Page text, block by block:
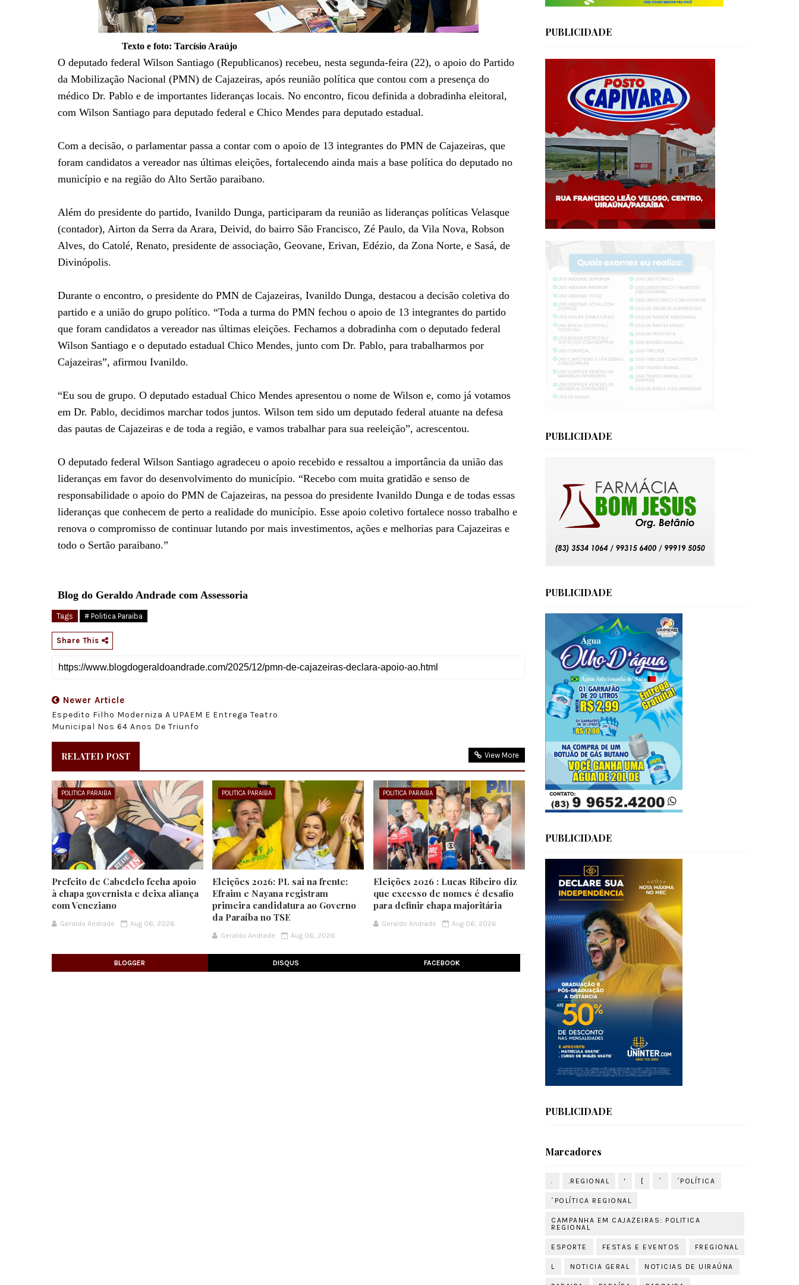
Texto e foto: Tarcísio Araújo
O deputado federal Wilson Santiago (Republicanos) recebeu, nesta segunda-feira (22), o apoio do Partido
da Mobilização Nacional (PMN) de Cajazeiras, após reunião política que contou com a presença do
médico Dr. Pablo e de importantes lideranças locais. No encontro, ficou definida a dobradinha eleitoral,
com Wilson Santiago para deputado federal e Chico Mendes para deputado estadual.
Com a decisão, o parlamentar passa a contar com o apoio de 13 integrantes do PMN de Cajazeiras, que
foram candidatos a vereador nas últimas eleições, fortalecendo ainda mais a base política do deputado no
município e na região do Alto Sertão paraibano.
Além do presidente do partido, Ivanildo Dunga, participaram da reunião as lideranças políticas Velasque
(contador), Airton da Serra da Arara, Deivid, do bairro São Francisco, Zé Paulo, da Vila Nova, Robson
Alves, do Catolé, Renato, presidente de associação, Geovane, Erivan, Edézio, da Zona Norte, e Sasá, de
Divinópolis.
Durante o encontro, o presidente do PMN de Cajazeiras, Ivanildo Dunga, destacou a decisão coletiva do
partido e a união do grupo político. “Toda a turma do PMN fechou o apoio de 13 integrantes do partido
que foram candidatos a vereador nas últimas eleições. Fechamos a dobradinha com o deputado federal
Wilson Santiago e o deputado estadual Chico Mendes, junto com Dr. Pablo, para trabalharmos por
Cajazeiras”, afirmou Ivanildo.
“Eu sou de grupo. O deputado estadual Chico Mendes apresentou o nome de Wilson e, como já votamos
em Dr. Pablo, decidimos marchar todos juntos. Wilson tem sido um deputado federal atuante na defesa
das pautas de Cajazeiras e de toda a região, e vamos trabalhar para sua reeleição”, acrescentou.
O deputado federal Wilson Santiago agradeceu o apoio recebido e ressaltou a importância da união das
lideranças em favor do desenvolvimento do município. “Recebo com muita gratidão e senso de
responsabilidade o apoio do PMN de Cajazeiras, na pessoa do presidente Ivanildo Dunga e de todas essas
lideranças que conhecem de perto a realidade do município. Esse apoio coletivo fortalece nosso trabalho e
renova o compromisso de continuar lutando por mais investimentos, ações e melhorias para Cajazeiras e
todo o Sertão paraibano.”
Blog do Geraldo Andrade com Assessoria
Tags # Politica Paraiba
Share This
Newer Article
Espedito Filho Moderniza A UPAEM E Entrega Teatro
Municipal Nos 64 Anos De Triunfo
RELATED POST View More
POLITICA PARAIBA
Prefeito de Cabedelo fecha apoio
à chapa governista e deixa aliança
com Veneziano
Geraldo Andrade Aug 06, 2026
POLITICA PARAIBA
Eleições 2026: PL sai na frente:
Efraim e Nayana registram
primeira candidatura ao Governo
da Paraíba no TSE
Geraldo Andrade Aug 06, 2026
POLITICA PARAIBA
Eleições 2026 : Lucas Ribeiro diz
que excesso de nomes é desafio
para definir chapa majoritária
Geraldo Andrade Aug 06, 2026
BLOGGER DISQUS FACEBOOK
PUBLICIDADE
PUBLICIDADE
PUBLICIDADE
PUBLICIDADE
PUBLICIDADE
Marcadores
. .REGIONAL ' [ ´ ´POLÍTICA
´POLÍTICA REGIONAL
CAMPANHA EM CAJAZEIRAS: POLITICA
REGIONAL
ESPORTE FESTAS E EVENTOS FREGIONAL
L NOTICIA GERAL NOTICIAS DE UIRAÚNA